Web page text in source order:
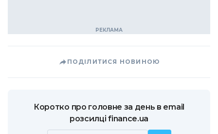
ПОДІЛИТИСЯ НОВИНОЮ
Коротко про головне за день в email
розсилці finance.ua